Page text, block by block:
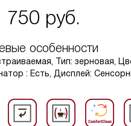
750 руб.
особенности
Тип: зерновая,
: Есть, Дисплей: